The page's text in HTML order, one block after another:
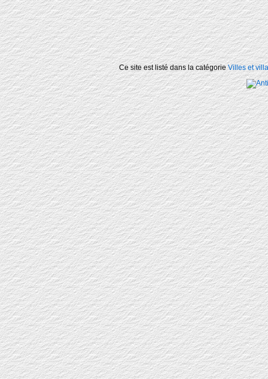
Ce site est listé dans la catégorie Villes et